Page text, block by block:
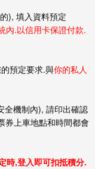
的), 填入資料預定
內.以信用卡保證付款.
預定要求.與你的私人
全機制內), 請印出確認
券上車地點和時間都會
時,登入即可扣抵積分.